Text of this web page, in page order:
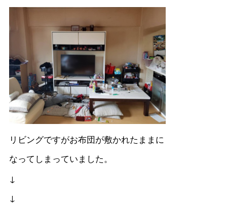
リビングですがお布団が敷かれたままに
なってしまっていました。
↓
↓